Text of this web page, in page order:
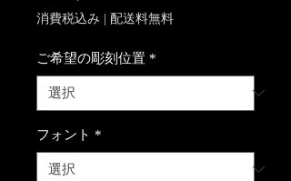
格
消費税込み | 配送料無料
ご希望の彫刻位置 *
フォント *